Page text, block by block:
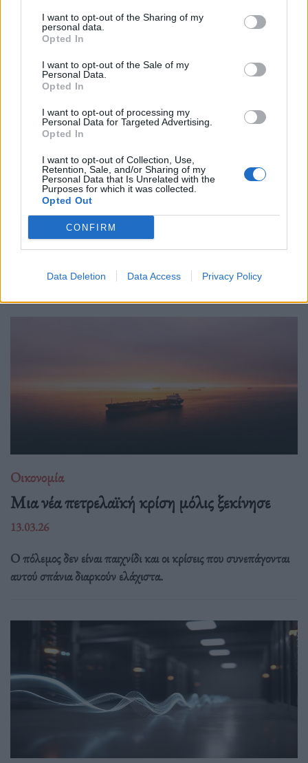
I want to opt-out of the Sharing of my
personal data.
Opted In
I want to opt-out of the Sale of my
Personal Data.
Opted In
I want to opt-out of processing my
Personal Data for Targeted Advertising.
Opted In
I want to opt-out of Collection, Use,
Retention, Sale, and/or Sharing of my
Personal Data that Is Unrelated with the
Purposes for which it was collected.
Opted Out
CONFIRM
Data Deletion Data Access Privacy Policy
Οικονομία
Η Τράπεζα Κύπρου επενδύει €6 εκατ. στη
Wealthyhood – Τι σημαίνει αυτό για την
ελληνική fintech αγορά
22.04.26
Ο νέος γύρος χρηματοδότησης φέρνει στο προσκήνιο την
πρώτη επενδυτική εφαρμογή με ελληνική άδεια και ανοίγει τη
συζήτηση για το μέλλον του wealth-building στη χώρα μας.
Οικονομία
Μια νέα πετρελαϊκή κρίση μόλις ξεκίνησε
13.03.26
Ο πόλεμος δεν είναι παιχνίδι και οι κρίσεις που συνεπάγονται
αυτού σπάνια διαρκούν ελάχιστα.